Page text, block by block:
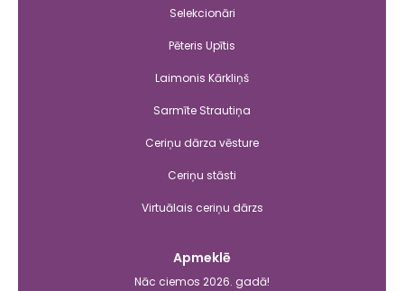
Selekcionāri
Pēteris Upītis
Laimonis Kārkliņš
Sarmīte Strautiņa
Ceriņu dārza vēsture
Ceriņu stāsti
Virtuālais ceriņu dārzs
Apmeklē
Nāc ciemos 2026. gadā!